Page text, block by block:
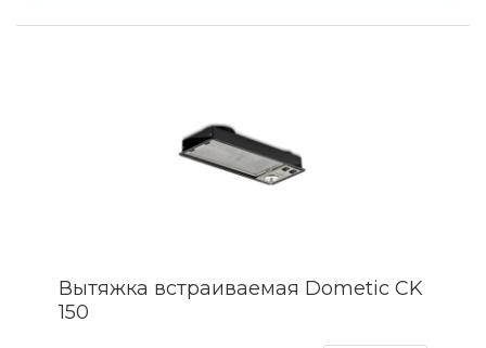
Вытяжка встраиваемая Dometic CK
150